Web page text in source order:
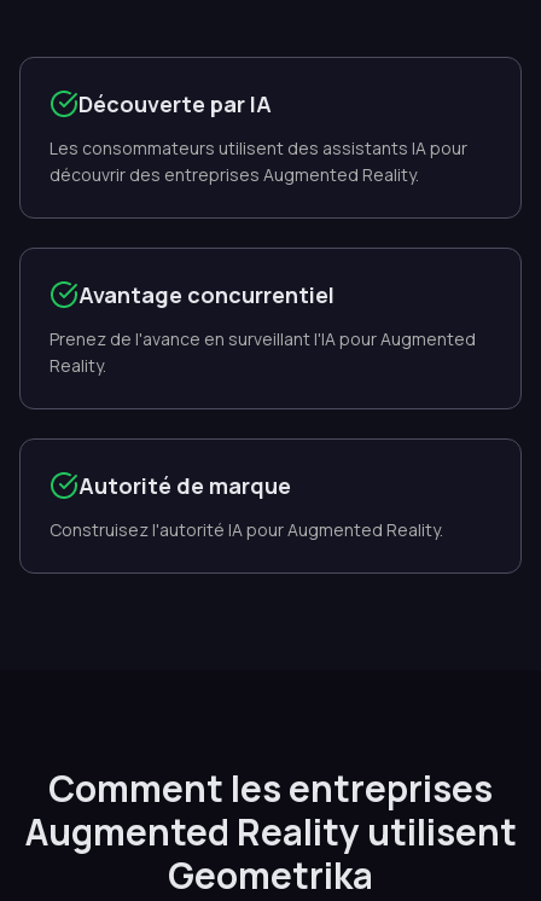
Découverte par IA
Les consommateurs utilisent des assistants IA pour
découvrir des entreprises Augmented Reality.
Avantage concurrentiel
Prenez de l'avance en surveillant l'IA pour Augmented
Reality.
Autorité de marque
Construisez l'autorité IA pour Augmented Reality.
Comment les entreprises
Augmented Reality utilisent
Geometrika